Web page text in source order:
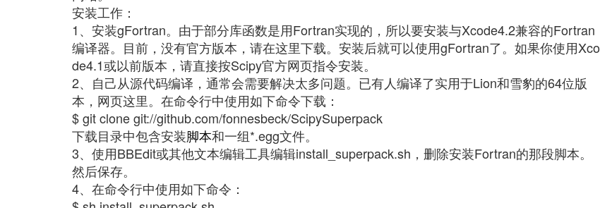
安装工作：
1、安装gFortran。由于部分库函数是用Fortran实现的，所以要安装与Xcode4.2兼容的Fortran
编译器。目前，没有官方版本，请在这里下载。安装后就可以使用gFortran了。如果你使用Xco
de4.1或以前版本，请直接按Scipy官方网页指令安装。
2、自己从源代码编译，通常会需要解决太多问题。已有人编译了实用于Lion和雪豹的64位版
本，网页这里。在命令行中使用如下命令下载：
$ git clone git://github.com/fonnesbeck/ScipySuperpack
下载目录中包含安装脚本和一组*.egg文件。
3、使用BBEdit或其他文本编辑工具编辑install_superpack.sh，删除安装Fortran的那段脚本。
然后保存。
4、在命令行中使用如下命令：